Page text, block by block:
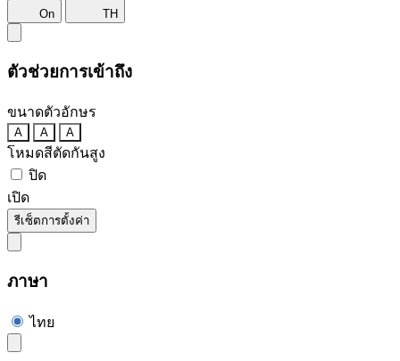
On TH
ตัวช่วยการเข้าถึง
ขนาดตัวอักษร
A A A
โหมดสีตัดกันสูง
ปิด
เปิด
รีเซ็ตการตั้งค่า
ภาษา
ไทย